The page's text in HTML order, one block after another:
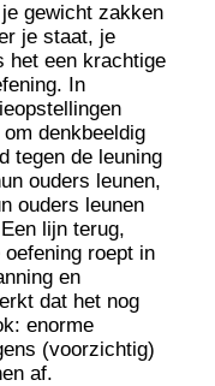
gewicht zakken
je staat, je
het een krachtige
In
denkbeeldig
tegen de leuning
ouders leunen,
ouders leunen
lijn terug,
roept in
en
dat het nog
enorme
(voorzichtig)
af.